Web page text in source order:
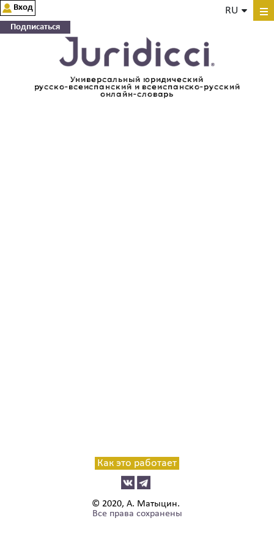
Универсальный юридический
русско-всеиспанский и всеиспанско-русский
онлайн-словарь
RU
Вход
Подписаться
Как это работает
© 2020, А. Матыцин.
Все права сохранены